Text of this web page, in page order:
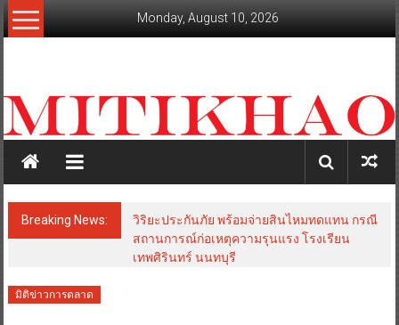
Skip
to
Monday, August 10, 2026
สะท้อน
ลึก
เหลี่ยม
มุม
เศรษฐกิจ-
การเมือง-
Breaking News:
วิริยะประกันภัย พร้อมจ่ายสินไหมทดแทน กรณี
สถานการณ์ก่อเหตุความรุนแรง โรงเรียน
เทพศิรินทร์ นนทบุรี
มิติข่าวการตลาด